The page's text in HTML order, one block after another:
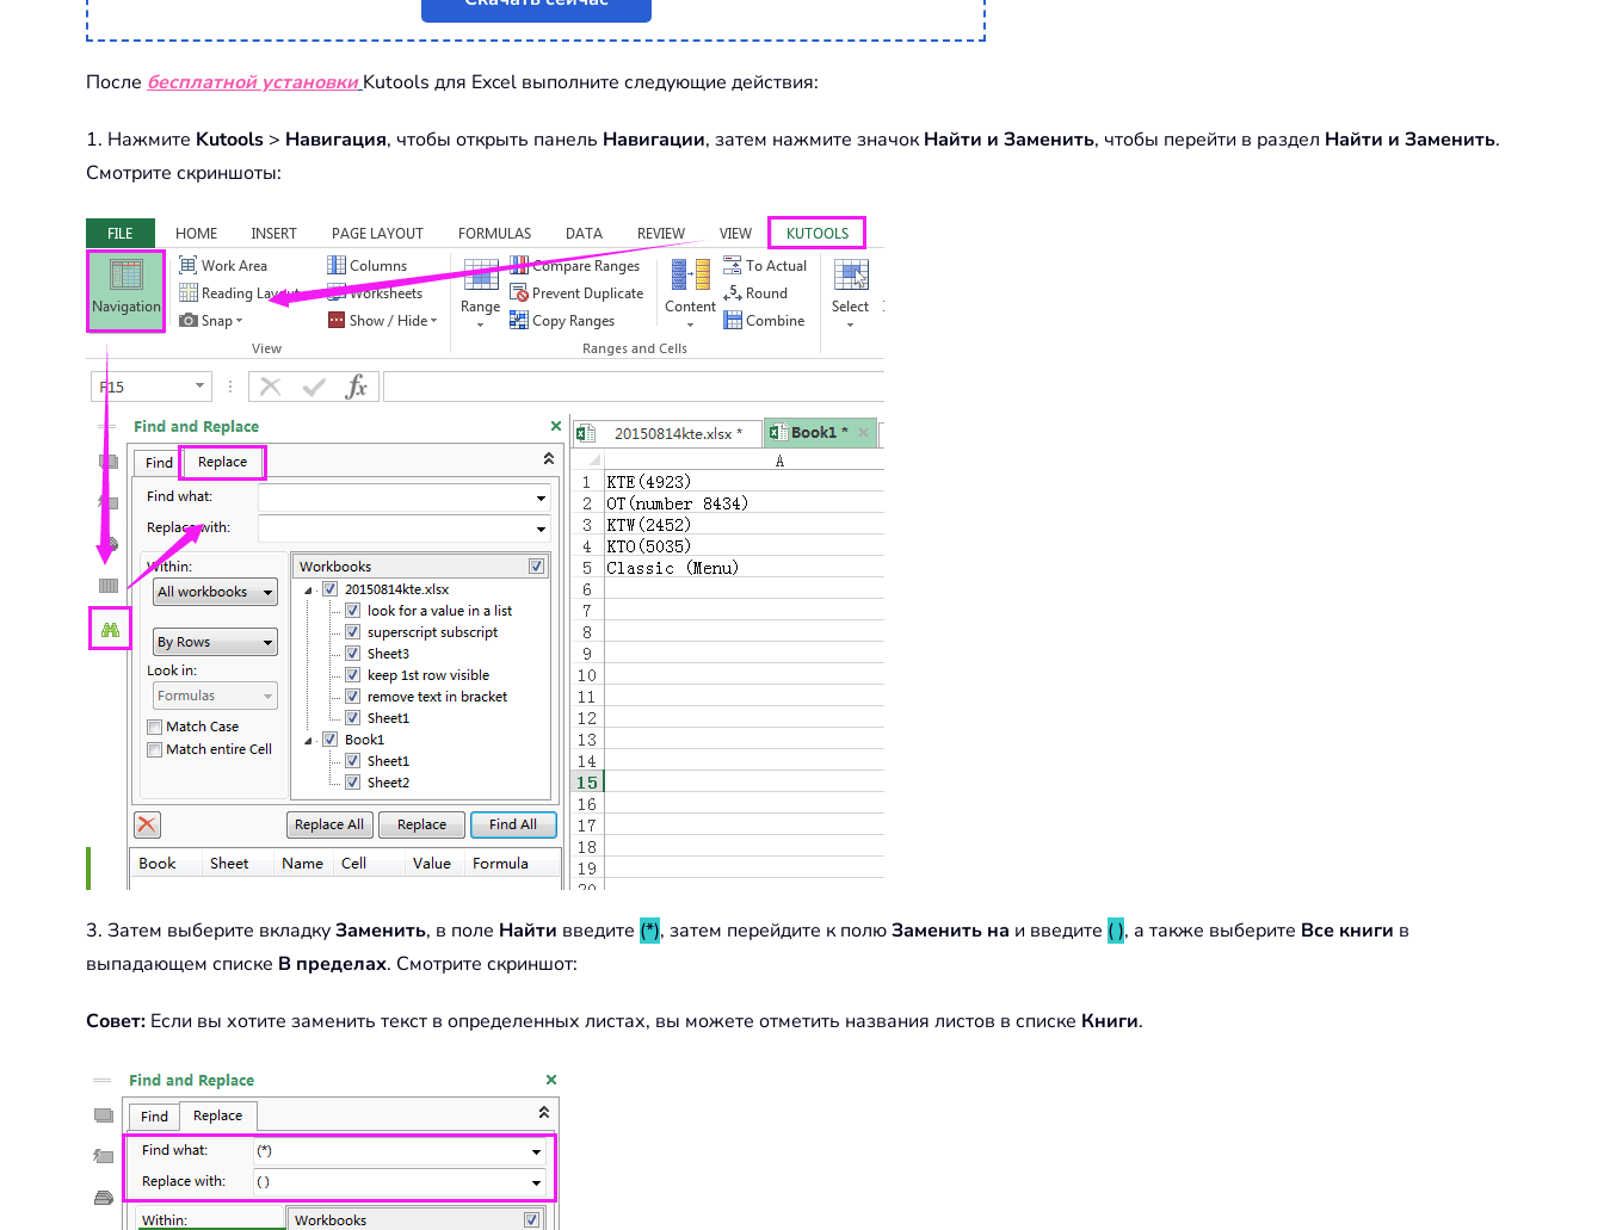
После бесплатной установки Kutools для Excel выполните следующие действия:
1. Нажмите Kutools > Навигация, чтобы открыть панель Навигации, затем нажмите значокНайти и Заменить, чтобы перейти в раздел Найти и Заменить.
Смотрите скриншоты:
3. Затем выберите вкладкуЗаменить, в поле Найти введите (*), затем перейдите к полюЗаменить на и введите ( ), а также выберите Все книги в
выпадающем списке В пределах. Смотрите скриншот:
Совет: Если вы хотите заменить текст в определенных листах, вы можете отметить названия листов в списке Книги.